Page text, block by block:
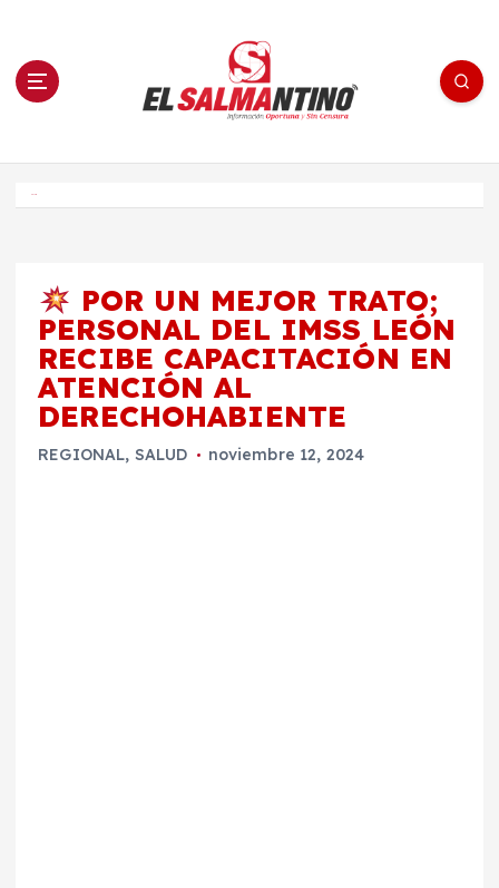
n El Salmantino - medios/noticias/editorial
POR UN MEJOR TRATO;
PERSONAL DEL IMSS LEÓN
RECIBE CAPACITACIÓN EN
ATENCIÓN AL
DERECHOHABIENTE
REGIONAL, SALUD noviembre 12, 2024